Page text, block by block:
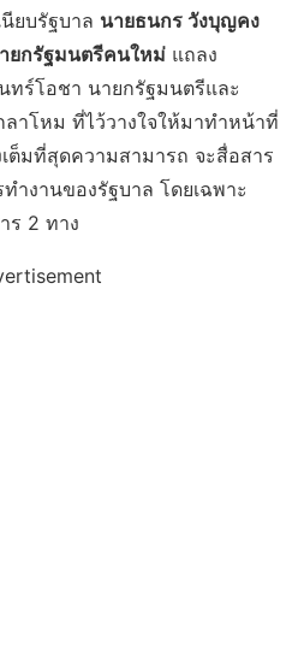
ยบรัฐบาล นายธนกร วังบุญคง
ยกรัฐมนตรีคนใหม่ แถลง
ร์โอชา นายกรัฐมนตรีและ
าโหม ที่ไว้วางใจให้มาทำหน้าที่
ต็มที่สุดความสามารถ จะสื่อสาร
ำงานของรัฐบาล โดยเฉพาะ
ร 2 ทาง